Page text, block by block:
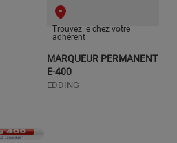
Trouvez le chez votre
adhérent
MARQUEUR PERMANENT
E-400
EDDING